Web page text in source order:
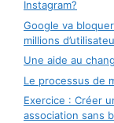
Instagram?
Google va
millions
Une aide au
Le processus de
Exercice : Créer
association sans